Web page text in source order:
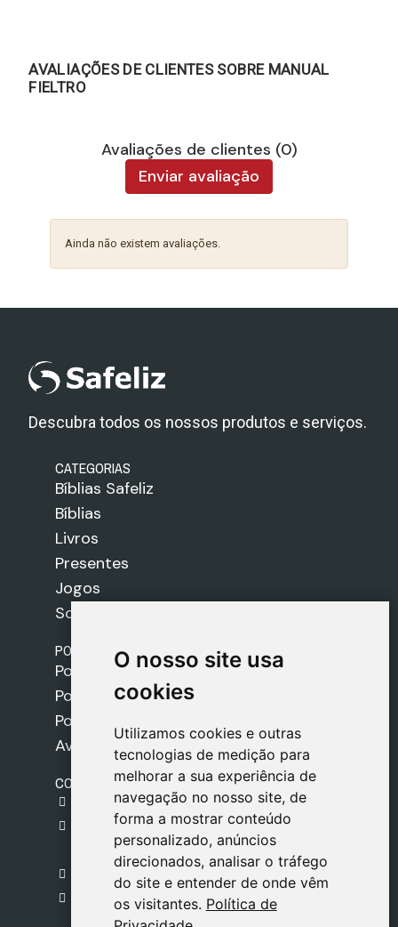
O nosso site usa
cookies
Utilizamos cookies e outras
tecnologias de medição para
melhorar a sua experiência de
navegação no nosso site, de
forma a mostrar conteúdo
personalizado, anúncios
direcionados, analisar o tráfego
do site e entender de onde vêm
os visitantes. Política de
O nosso site usa
cookies
Utilizamos cookies e outras
tecnologias de medição para
melhorar a sua experiência de
navegação no nosso site, de
forma a mostrar conteúdo
personalizado, anúncios
direcionados, analisar o tráfego
do site e entender de onde vêm
os visitantes. Política de
AVALIAÇÕES DE CLIENTES SOBRE MANUAL
FIELTRO
Avaliações de clientes (0)
Enviar avaliação
Ainda não existem avaliações.
Descubra todos os nossos produtos e serviços.
CATEGORIAS
Bíblias Safeliz
Bíblias
Livros
Presentes
Jogos
Sobre nós
POLÍTICAS
Política de Envios
Política de Cookies
Política de Privacidade
Aviso Legal
CONTACTO
gestion@safeliz.com
C. del Pradillo, 6, 28770 Colmenar Viejo,
Madrid
+34 918 459 877
Segunda a Sexta
09:00 - 13:00